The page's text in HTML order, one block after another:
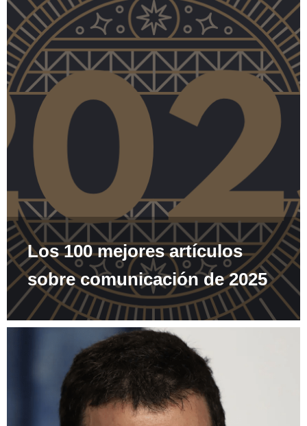
Los 100 mejores artículos
sobre comunicación de 2025